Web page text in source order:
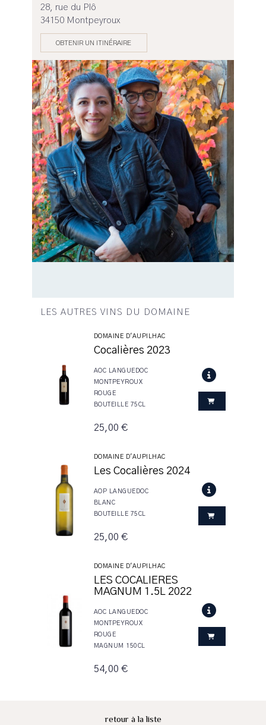
28, rue du Plô
34150 Montpeyroux
OBTENIR UN ITINÉRAIRE
LES AUTRES VINS DU DOMAINE
DOMAINE D'AUPILHAC
Cocalières 2023
AOC LANGUEDOC
MONTPEYROUX
ROUGE
BOUTEILLE 75CL
25,00 €
DOMAINE D'AUPILHAC
Les Cocalières 2024
AOP LANGUEDOC
BLANC
BOUTEILLE 75CL
25,00 €
DOMAINE D'AUPILHAC
LES COCALIERES
MAGNUM 1.5L 2022
AOC LANGUEDOC
MONTPEYROUX
ROUGE
MAGNUM 150CL
54,00 €
retour à la liste